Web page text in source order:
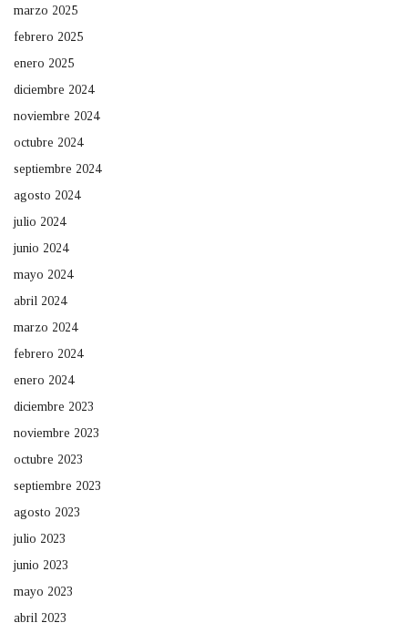
marzo 2025
febrero 2025
enero 2025
diciembre 2024
noviembre 2024
octubre 2024
septiembre 2024
agosto 2024
julio 2024
junio 2024
mayo 2024
abril 2024
marzo 2024
febrero 2024
enero 2024
diciembre 2023
noviembre 2023
octubre 2023
septiembre 2023
agosto 2023
julio 2023
junio 2023
mayo 2023
abril 2023